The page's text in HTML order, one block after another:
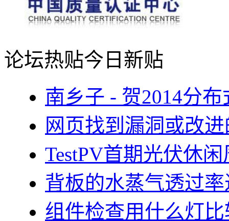
论坛热贴今日新贴
南乡子 - 贺2014分
网页找到漏洞或改
TestPV首期光伏休
背板的水蒸气透过
组件检查用什么灯